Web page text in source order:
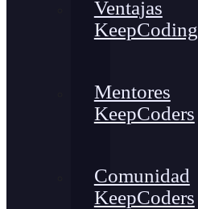
Ventajas
KeepCoding
Mentores
KeepCoders
Comunidad
KeepCoders